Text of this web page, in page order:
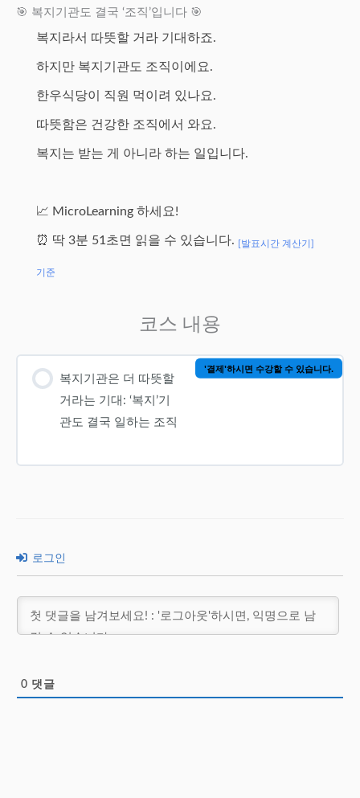
🎯 복지기관도 결국 ‘조직’입니다 🎯
복지라서 따뜻할 거라 기대하죠.
하지만 복지기관도 조직이에요.
한우식당이 직원 먹이려 있나요.
따뜻함은 건강한 조직에서 와요.
복지는 받는 게 아니라 하는 일입니다.
📈 MicroLearning 하세요!
⏰ 딱 3분 51초면 읽을 수 있습니다. [발표시간 계산기]
기준
코스 내용
복지기관은 더 따뜻할
거라는 기대: ‘복지’기
관도 결국 일하는 조직
'결제'하시면 수강할 수 있습니다.
로그인
0 댓글